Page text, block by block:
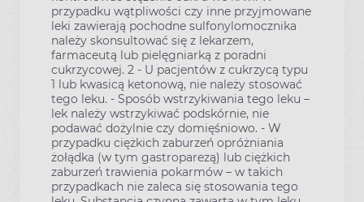
przypadku wątpliwości czy inne przyjmowane
leki zawierają pochodne sulfonylomocznika
należy skonsultować się z lekarzem,
farmaceutą lub pielęgniarką z poradni
cukrzycowej. 2 - U pacjentów z cukrzycą typu
1 lub kwasicą ketonową, nie należy stosować
tego leku. - Sposób wstrzykiwania tego leku –
lek należy wstrzykiwać podskórnie, nie
podawać dożylnie czy domięśniowo. - W
przypadku ciężkich zaburzeń opróżniania
żołądka (w tym gastroparezą) lub ciężkich
zaburzeń trawienia pokarmów – w takich
przypadkach nie zaleca się stosowania tego